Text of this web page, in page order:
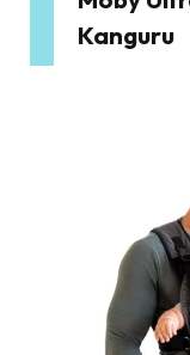
Kanguru